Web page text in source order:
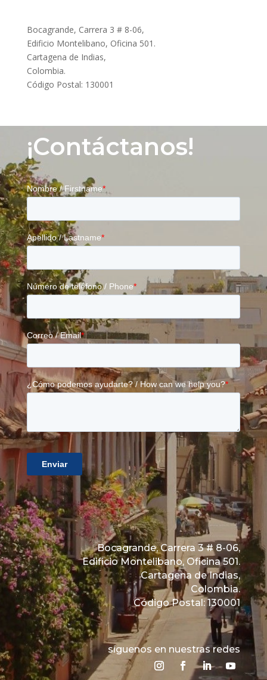
Bocagrande, Carrera 3 # 8-06,
Edificio Montelibano, Oficina 501.
Cartagena de Indias,
Colombia.
Código Postal: 130001
¡Contáctanos!
Bocagrande, Carrera 3 # 8-06,
Edificio Montelibano, Oficina 501.
Cartagena de Indias,
Colombia.
Código Postal: 130001
síguenos en nuestras redes